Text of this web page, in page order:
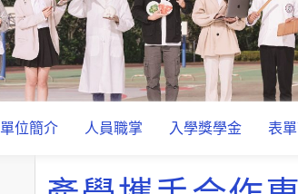
單位簡介 人員職掌 入學獎學金 表